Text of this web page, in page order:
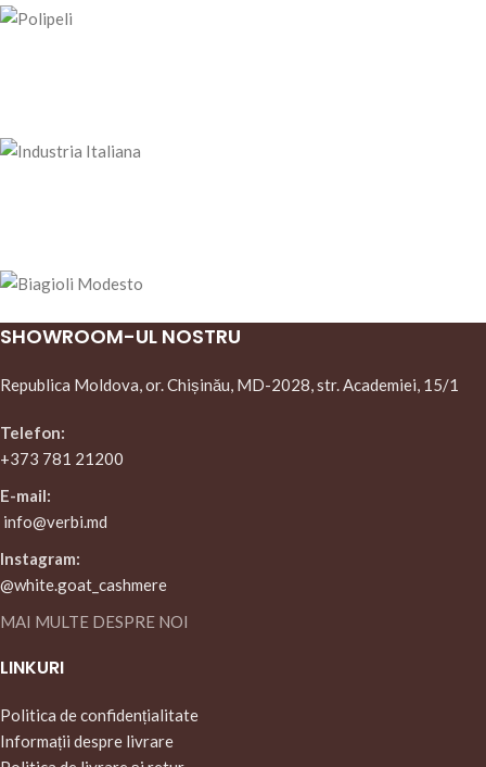
SHOWROOM-UL NOSTRU
Republica Moldova, or. Chișinău, MD-2028, str. Academiei, 15/1
Telefon:
+373 781 21200
E-mail:
info@verbi.md
Instagram:
@white.goat_cashmere
MAI MULTE DESPRE NOI
LINKURI
Politica de confidențialitate
Informații despre livrare